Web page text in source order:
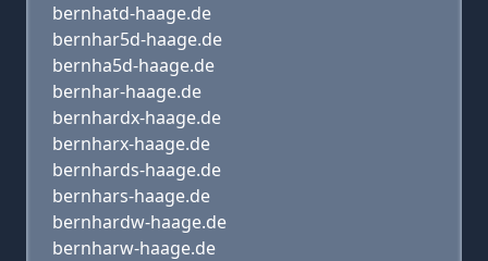
bernhatd-haage.de
bernhar5d-haage.de
bernha5d-haage.de
bernhar-haage.de
bernhardx-haage.de
bernharx-haage.de
bernhards-haage.de
bernhars-haage.de
bernhardw-haage.de
bernharw-haage.de